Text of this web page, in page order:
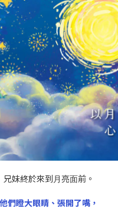
兄妹終於來到⽉亮⾯前。
他們瞪⼤眼睛、張開了嘴，